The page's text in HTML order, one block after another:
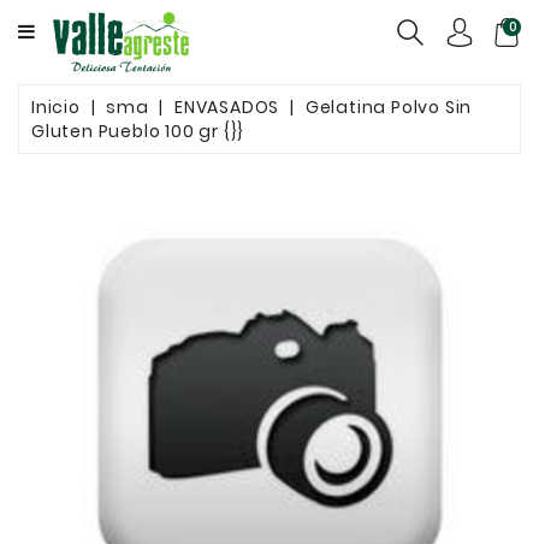
CATEGORY
SOMOS
GRANELES
0
Inicio sma ENVASADOS
Gelatina Polvo Sin
Gluten Pueblo 100 gr {}}